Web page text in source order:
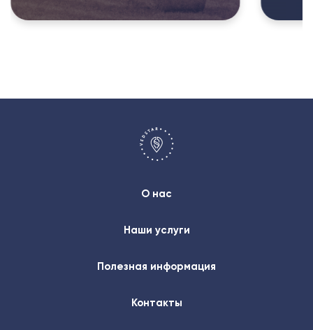
О нас
Наши услуги
Полезная информация
Контакты